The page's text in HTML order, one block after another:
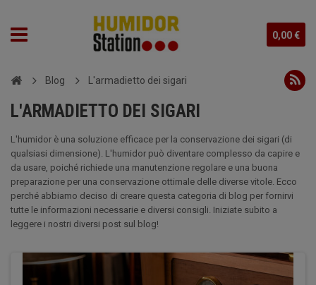
0,00 €
Blog L'armadietto dei sigari
L'ARMADIETTO DEI SIGARI
L'humidor è una soluzione efficace per la conservazione dei sigari (di
qualsiasi dimensione). L'humidor può diventare complesso da capire e
da usare, poiché richiede una manutenzione regolare e una buona
preparazione per una conservazione ottimale delle diverse vitole. Ecco
perché abbiamo deciso di creare questa categoria di blog per fornirvi
tutte le informazioni necessarie e diversi consigli. Iniziate subito a
leggere i nostri diversi post sul blog!